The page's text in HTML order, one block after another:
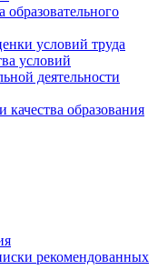
образовательного
условий труда
условий
деятельности
образования
рекомендованных